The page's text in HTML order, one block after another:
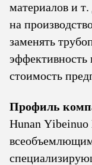
материалов и
на
заменять
эффективность
стоимость
Профиль
Hunan Yibeinuo